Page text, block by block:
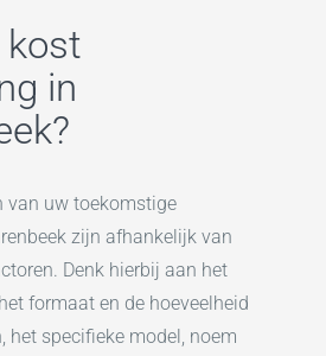
kost
in
van uw toekomstige
zijn afhankelijk van
Denk hierbij aan het
formaat en de hoeveelheid
het specifieke model, noem